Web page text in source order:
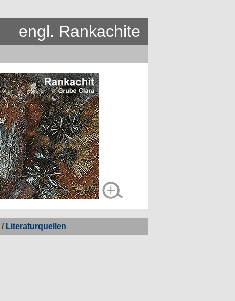
engl. Rankachite
/ Literaturquellen